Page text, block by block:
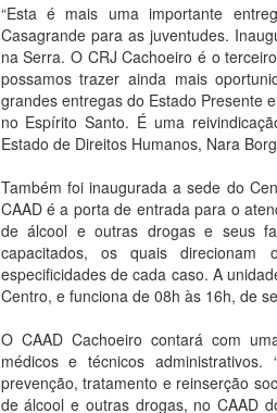
“Esta é mais uma importante
Casagrande para as juventudes.
na Serra. O CRJ Cachoeiro é o
possamos trazer ainda mais
grandes entregas do Estado Presente
no Espírito Santo. É uma
Estado de Direitos Humanos, Nara
Também foi inaugurada a sede do
CAAD é a porta de entrada para o
de álcool e outras drogas e seus
capacitados, os quais
especificidades de cada caso. A
Centro, e funciona de 08h às 16h, de
O CAAD Cachoeiro contará com
médicos e técnicos
prevenção, tratamento e reinserção
de álcool e outras drogas, no CAAD